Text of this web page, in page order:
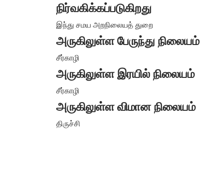
நிர்வகிக்கப்படுகிறது
இந்து சமய அறநிலையத் துறை
அருகிலுள்ள பேருந்து நிலையம்
சீர்காழி
அருகிலுள்ள இரயில் நிலையம்
சீர்காழி
அருகிலுள்ள விமான நிலையம்
திருச்சி